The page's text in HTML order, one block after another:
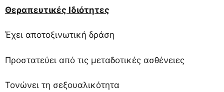
Θεραπευτικές Ιδιότητες
Έχει αποτοξινωτική δράση
Προστατεύει από τις μεταδοτικές ασθένειες
Τονώνει τη σεξουαλικότητα